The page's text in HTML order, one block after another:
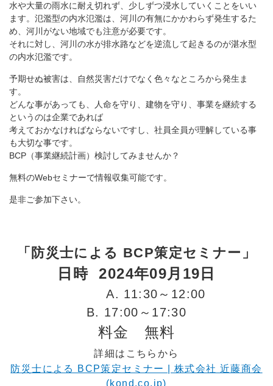
水や大量の雨水に耐え切れず、少しずつ浸水していくことをいい
ます。 氾濫型の内水氾濫は、河川の有無にかかわらず発生するた
め、河川がない地域でも注意が必要です。
それに対し、河川の水が排水路などを逆流して起きるのが湛水型
の内水氾濫です。
予期せぬ被害は、自然災害だけでなく色々なところから発生ま
す。
どんな事があっても、人命を守り、建物を守り、事業を継続する
というのは企業であれば
考えておかなければならないですし、社員全員が理解している事
も大切な事です。
BCP（事業継続計画）検討してみませんか？
無料のWebセミナーで情報収集可能です。
是非ご参加下さい。
「防災士による BCP策定セミナー」
日時 2024年09月19日
A. 11:30～12:00
B. 17:00～17:30
料金 無料
詳細はこちらから
防災士による BCP策定セミナー | 株式会社 近藤商会
(kond.co.jp)